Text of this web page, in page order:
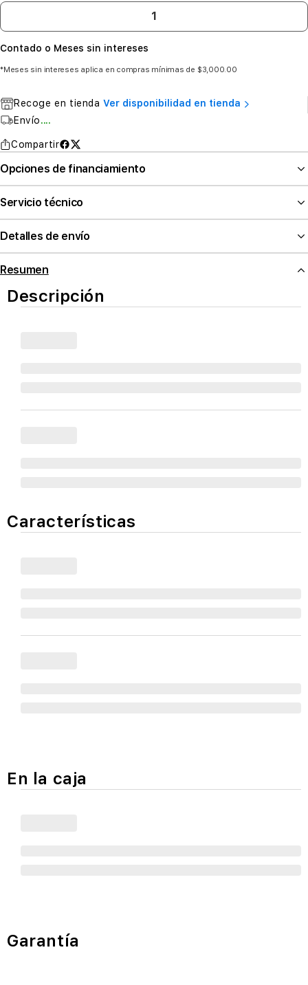
Contado o Meses sin intereses
*Meses sin intereses aplica en compras mínimas de $3,000.00
Recoge en tienda Ver disponibilidad en tienda
Envío....
Compartir
Opciones de financiamiento
Servicio técnico
Detalles de envío
Resumen
Descripción
Características
En la caja
Garantía